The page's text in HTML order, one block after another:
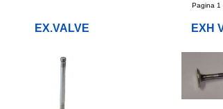
Pagina 1
EX.VALVE EXH